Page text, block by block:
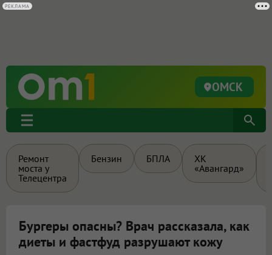
ОМСК
Ремонт
моста у
Телецентра
Бензин БПЛА
ХК
«Авангард»
Бургеры опасны? Врач рассказала, как
диеты и фастфуд разрушают кожу
РЕКЛАМА